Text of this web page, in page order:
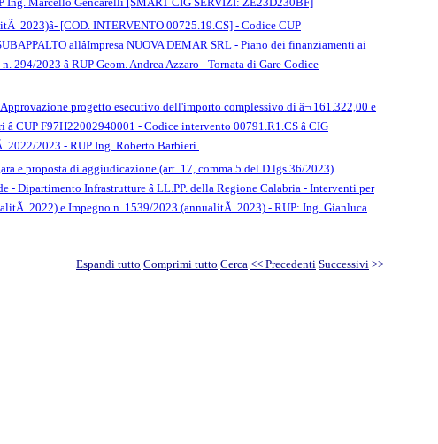
2023)â- [COD. INTERVENTO 00725.19.CS] - Codice CUP
allâImpresa NUOVA DEMAR SRL - Piano dei finanziamenti ai
2023 â RUP Geom. Andrea Azzaro - Tornata di Gare Codice
progetto esecutivo dell'importo complessivo di â¬ 161.322,00 e
CUP F97H22002940001 - Codice intervento 00791.R1.CS â CIG
2022/2023 - RUP Ing. Roberto Barbieri.
e proposta di aggiudicazione (art. 17, comma 5 del D.lgs 36/2023)
- Dipartimento Infrastrutture â LL.PP. della Regione Calabria - Interventi per
2022) e Impegno n. 1539/2023 (annualitÃ 2023) - RUP: Ing. Gianluca
Espandi tutto Comprimi tutto Cerca << Precedenti Successivi >>